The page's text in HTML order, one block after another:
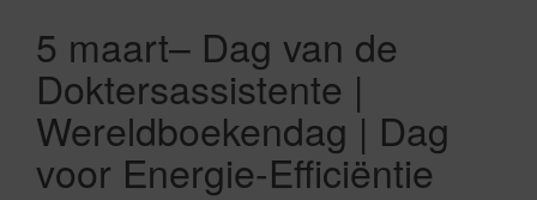
5 maart– Dag van de
Doktersassistente |
Wereldboekendag | Dag
voor Energie-Efficiëntie